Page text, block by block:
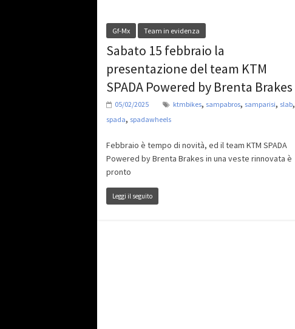
Gf-Mx Team in evidenza
Sabato 15 febbraio la
presentazione del team KTM
SPADA Powered by Brenta Brakes
05/02/2025 ktmbikes, sampabros, samparisi, slab,
spada, spadawheels
Febbraio è tempo di novità, ed il team KTM SPADA
Powered by Brenta Brakes in una veste rinnovata è
pronto
Leggi il seguito